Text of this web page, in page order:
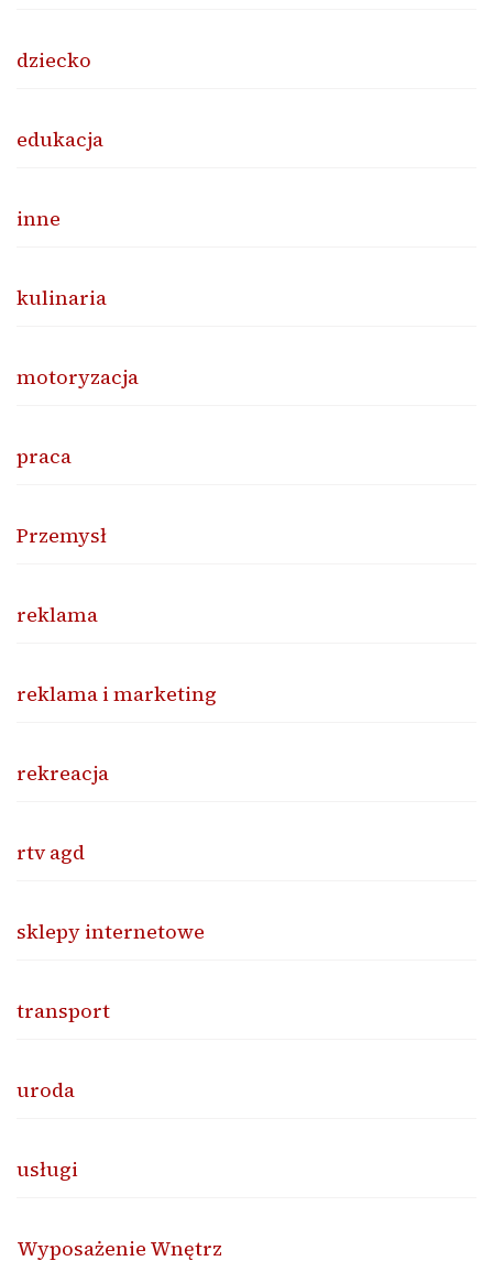
dziecko
edukacja
inne
kulinaria
motoryzacja
praca
Przemysł
reklama
reklama i marketing
rekreacja
rtv agd
sklepy internetowe
transport
uroda
usługi
Wyposażenie Wnętrz